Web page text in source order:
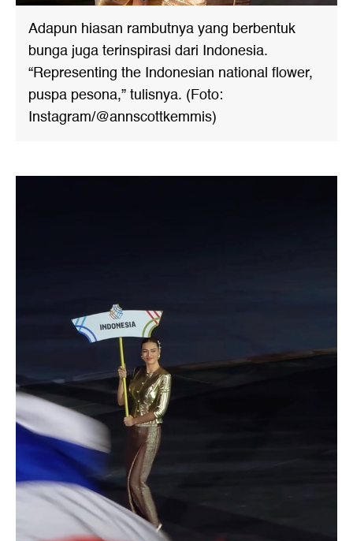
Adapun hiasan rambutnya yang berbentuk
bunga juga terinspirasi dari Indonesia.
“Representing the Indonesian national flower,
puspa pesona,” tulisnya. (Foto:
Instagram/@annscottkemmis)